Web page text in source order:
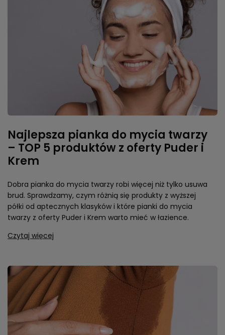
Najlepsza pianka do mycia twarzy
– TOP 5 produktów z oferty Puder i
Krem
Dobra pianka do mycia twarzy robi więcej niż tylko usuwa
brud. Sprawdzamy, czym różnią się produkty z wyższej
półki od aptecznych klasyków i które pianki do mycia
twarzy z oferty Puder i Krem warto mieć w łazience.
Czytaj więcej